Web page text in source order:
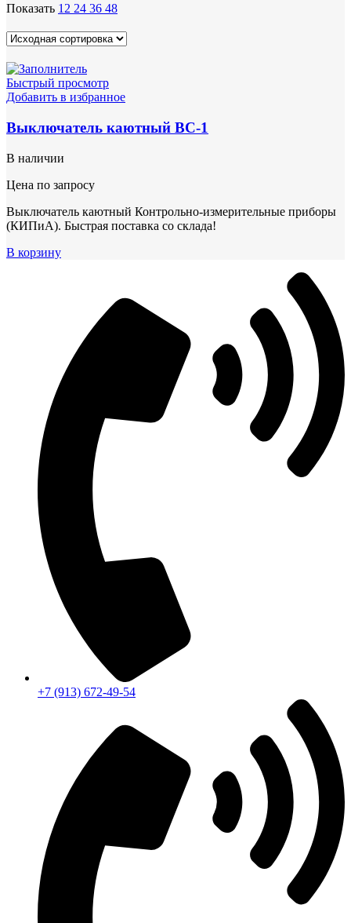
Показать 12 24 36 48
Быстрый просмотр
Добавить в избранное
Выключатель каютный ВС-1
В наличии
Цена по запросу
Выключатель каютный Контрольно-измерительные приборы
(КИПиА). Быстрая поставка со склада!
В корзину
+7 (913) 672-49-54